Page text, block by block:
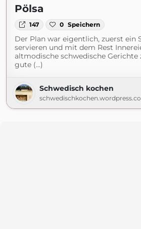
Pölsa
147 0 Speichern
Der Plan war eigentlich, zuerst ein
servieren und mit dem Rest
altmodische schwedische Gerichte
gute (...)
Schwedisch kochen